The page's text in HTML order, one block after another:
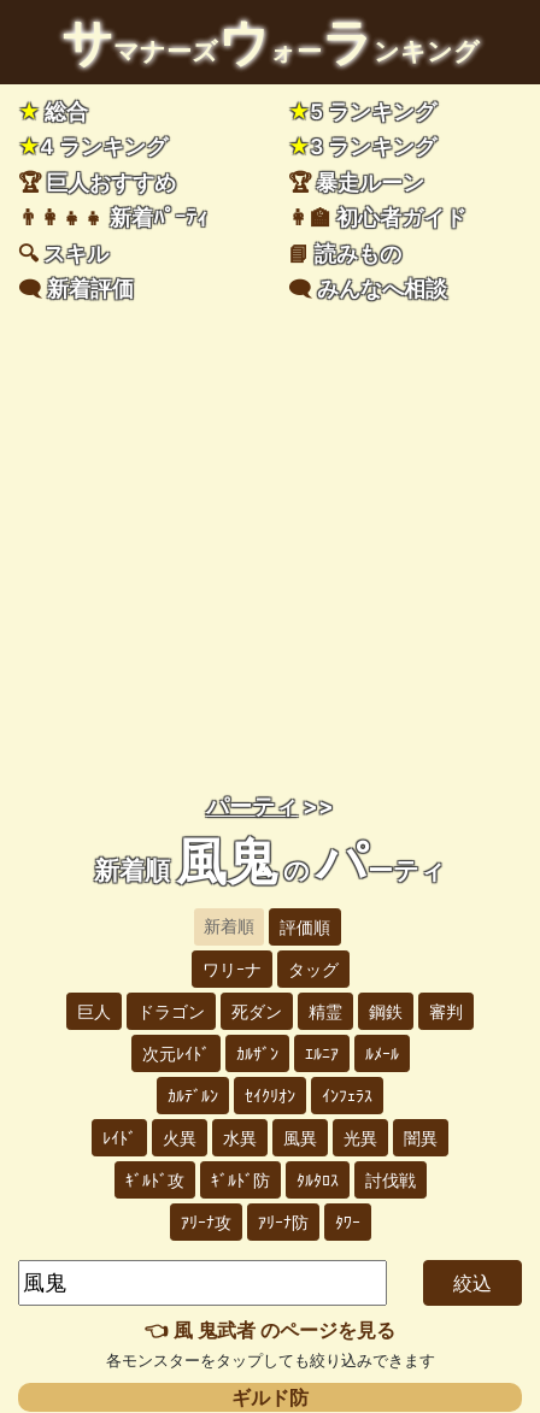
サマナーズウォーランキング
★総合 ★5 ランキング
★4 ランキング ★3 ランキング
🏆巨人おすすめ 🏆暴走ルーン
👨‍👩‍👧‍👧新着ﾊﾟｰﾃｨ 👩‍🏫初心者ガイド
🔍スキル 📘読みもの
🗨️新着評価 🗨️みんなへ相談
パーティ >>
新着順風鬼のパーティ
新着順 評価順
ワリｰナ タッグ
巨人 ドラゴン 死ダン 精霊 鋼鉄 審判
次元ﾚｲﾄﾞ ｶﾙｻﾞﾝ ｴﾙﾆｱ ﾙﾒｰﾙ
ｶﾙﾃﾞﾙﾝ ｾｲｸﾘｵﾝ ｲﾝﾌｪﾗｽ
ﾚｲﾄﾞ 火異 水異 風異 光異 闇異
ｷﾞﾙﾄﾞ攻 ｷﾞﾙﾄﾞ防 ﾀﾙﾀﾛｽ 討伐戦
ｱﾘｰﾅ攻 ｱﾘｰﾅ防 ﾀﾜｰ
👈 風 鬼武者 のページを見る
各モンスターをタップしても絞り込みできます
ギルド防